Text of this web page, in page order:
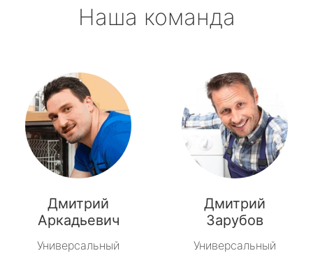
Наша команда
Дмитрий
Аркадьевич
Универсальный
Дмитрий
Зарубов
Универсальный